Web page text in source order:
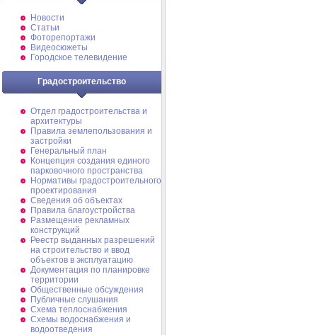
Новости
Статьи
Фоторепортажи
Видеосюжеты
Городское телевидение
Градостроительство
Отдел градостроительства и
архитектуры
Правила землепользования и
застройки
Генеральный план
Концепция создания единого
парковочного пространства
Нормативы градостроительного
проектирования
Сведения об объектах
Правила благоустройства
Размещение рекламных
конструкций
Реестр выданных разрешений
на строительство и ввод
объектов в эксплуатацию
Документация по планировке
территории
Общественные обсуждения
Публичные слушания
Схема теплоснабжения
Схемы водоснабжения и
водоотведения